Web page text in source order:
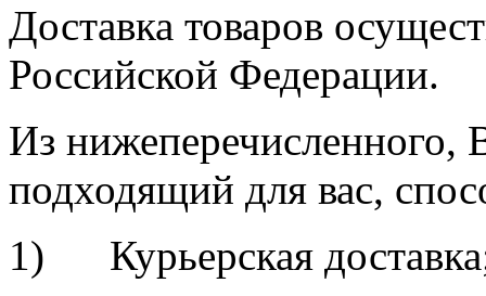
Доставка товаров
Российской Федерации.
Из
подходящий для вас,
1) Курьерская